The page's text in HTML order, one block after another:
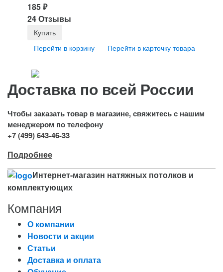
185₽
24 Отзывы
Перейти в корзину Перейти в карточку товара
Доставка по всей России
Чтобы заказать товар в магазине, свяжитесь с нашим
менеджером по телефону
+7 (499) 643-46-33
Подробнее
Интернет-магазин натяжных потолков и
комплектующих
Компания
О компании
Новости и акции
Статьи
Доставка и оплата